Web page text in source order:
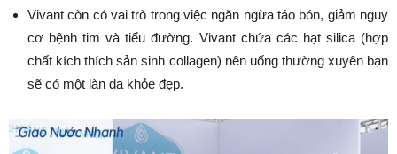
Vivant còn có vai trò trong việc ngăn ngừa táo bón, giảm nguy
cơ bệnh tim và tiểu đường. Vivant chứa các hạt silica (hợp
chất kích thích sản sinh collagen) nên uống thường xuyên bạn
sẽ có một làn da khỏe đẹp.